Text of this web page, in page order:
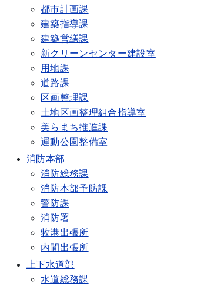
都市計画課
建築指導課
建築営繕課
新クリーンセンター建設室
用地課
道路課
区画整理課
土地区画整理組合指導室
美らまち推進課
運動公園整備室
消防本部
消防総務課
消防本部予防課
警防課
消防署
牧港出張所
内間出張所
上下水道部
水道総務課